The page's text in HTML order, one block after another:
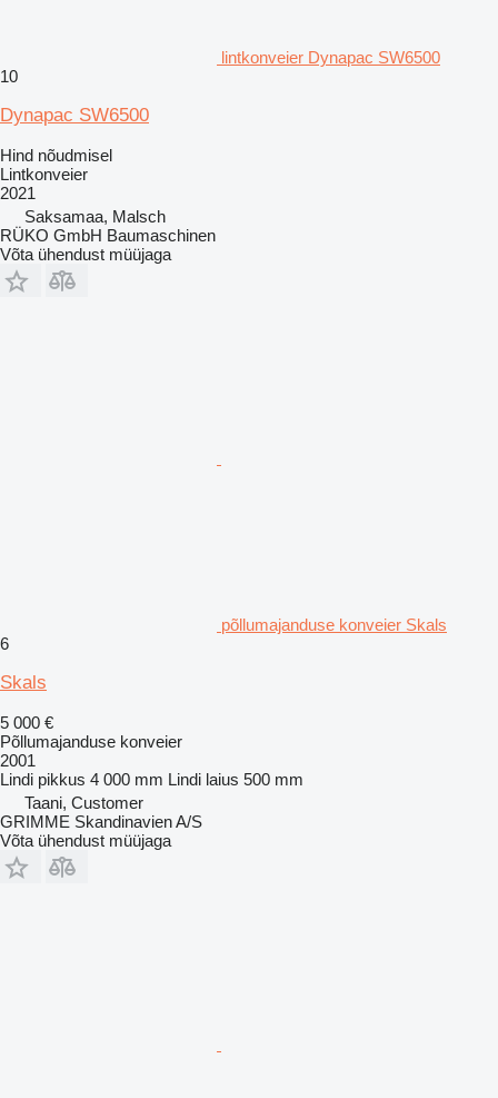
lintkonveier Dynapac SW6500
10
Dynapac SW6500
Hind nõudmisel
Lintkonveier
2021
Saksamaa, Malsch
RÜKO GmbH Baumaschinen
Võta ühendust müüjaga
põllumajanduse konveier Skals
6
Skals
5 000 €
Põllumajanduse konveier
2001
Lindi pikkus 4 000 mm Lindi laius 500 mm
Taani, Customer
GRIMME Skandinavien A/S
Võta ühendust müüjaga